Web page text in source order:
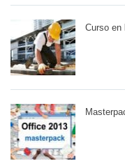
Curso en